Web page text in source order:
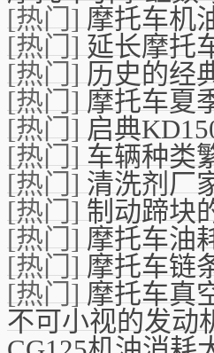
[热门]摩托车机
[热门]延长摩托
[热门]历史的经
[热门]摩托车夏
[热门]启典
[热门]车辆种类
[热门]清洗剂厂
[热门]制动蹄块
[热门]摩托车油
[热门]摩托车链
[热门]摩托车真
不可小视的发动